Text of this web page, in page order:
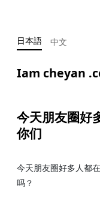
日本語 中文
Iam cheyan
今天朋友圈好
你们
今天朋友圈好多人都
吗？ ​